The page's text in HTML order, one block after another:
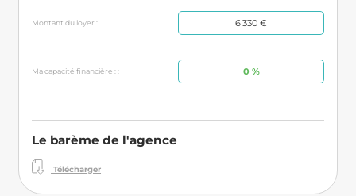
Montant du loyer : 6 330 €
Ma capacité financière : : 0 %
Le barème de l'agence
Télécharger